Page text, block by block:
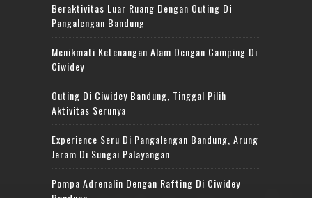
Beraktivitas Luar Ruang Dengan Outing Di
Pangalengan Bandung
Menikmati Ketenangan Alam Dengan Camping Di
Ciwidey
Outing Di Ciwidey Bandung, Tinggal Pilih
Aktivitas Serunya
Experience Seru Di Pangalengan Bandung, Arung
Jeram Di Sungai Palayangan
Pompa Adrenalin Dengan Rafting Di Ciwidey